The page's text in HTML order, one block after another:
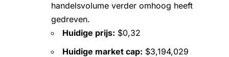
handelsvolume verder omhoog heeft
gedreven.
Huidige prijs: $0,32
Huidige market cap: $3,194,029